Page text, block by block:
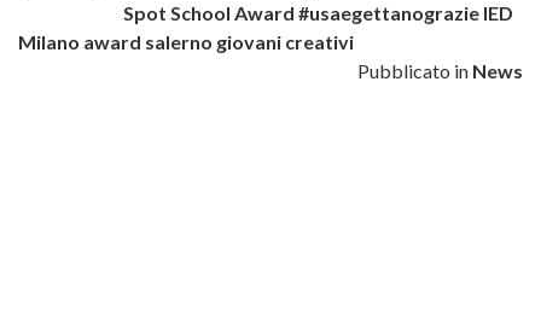
Spot School Award #usaegettanograzie IED
Milano award salerno giovani creativi
Pubblicato in News